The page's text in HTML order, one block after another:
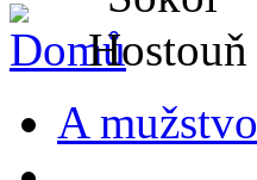
A mužstvo